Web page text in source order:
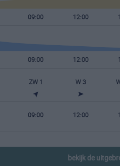
09:00 12:00
09:00 12:00
ZW 1 W 3
09:00 12:00
bekijk de